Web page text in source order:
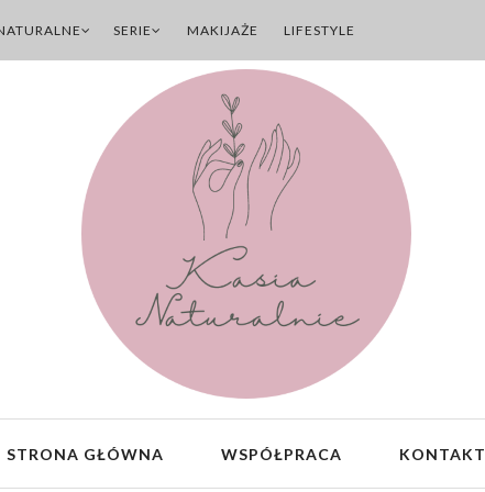
SERIE MAKIJAŻE LIFESTYLE
STRONA GŁÓWNA WSPÓŁPRACA KONTAKT